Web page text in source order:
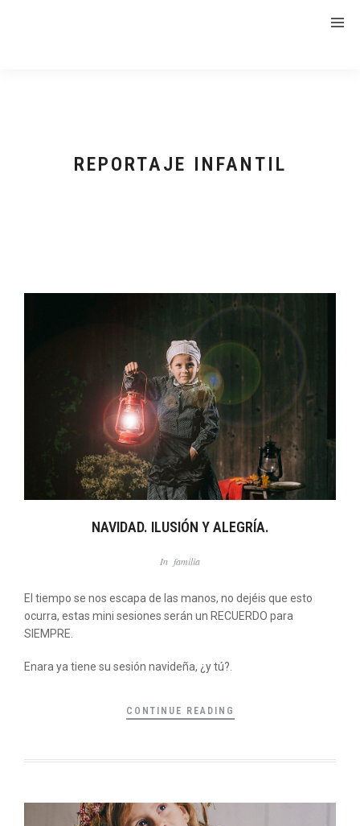
REPORTAJE INFANTIL
NAVIDAD. ILUSIÓN Y ALEGRÍA.
In familia
El tiempo se nos escapa de las manos, no dejéis que esto
ocurra, estas mini sesiones serán un RECUERDO para
SIEMPRE.
Enara ya tiene su sesión navideña, ¿y tú?.
CONTINUE READING